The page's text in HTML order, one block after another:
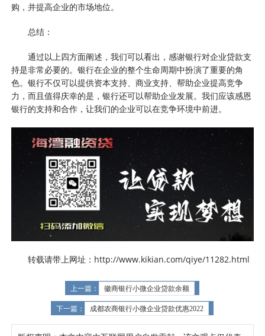
购，并提高企业的市场地位。
总结：
通过以上四方面阐述，我们可以看出，感谢银行对企业贷款支
持是非常必要的。银行在企业的整个生命周期中扮演了重要的角
色。银行不仅可以提供资本支持、商业支持、帮助企业提高竞争
力，而且值得庆幸的是，银行还可以帮助企业发展。我们应该感恩
银行的支持和合作，让我们的企业可以在竞争环境中前进。
转载请带上网址：http://www.kikian.com/qiye/11282.html
上一篇： 徽商银行小微企业贷款余额
下一篇： 成都农商银行小微企业贷款优惠2022